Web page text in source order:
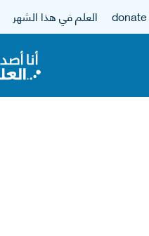
العلم في هذا الشهر